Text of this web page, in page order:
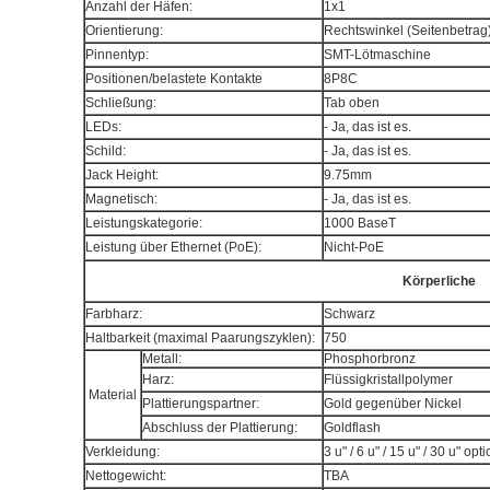
Anzahl der Häfen:
1x1
Orientierung:
Rechtswinkel
Pinnentyp:
SMT-Lötmaschine
Positionen/belastete Kontakte
8P8C
Schließung:
Tab oben
LEDs:
- Ja, das ist es.
Schild:
- Ja, das ist es.
Jack Height:
9.75mm
Magnetisch:
- Ja, das ist es.
Leistungskategorie:
1000 BaseT
Leistung über Ethernet (PoE):
Nicht-PoE
Körperliche
Farbharz:
Schwarz
Haltbarkeit (maximal Paarungszyklen): 750
Material
Metall:
Phosphorbronz
Harz:
Flüssigkristallpolymer
Plattierungspartner:
Gold gegenüber Nickel
Abschluss der Plattierung:
Goldflash
Verkleidung:
3 u" / 6 u" / 15 u" / 30 u"
Nettogewicht:
TBA